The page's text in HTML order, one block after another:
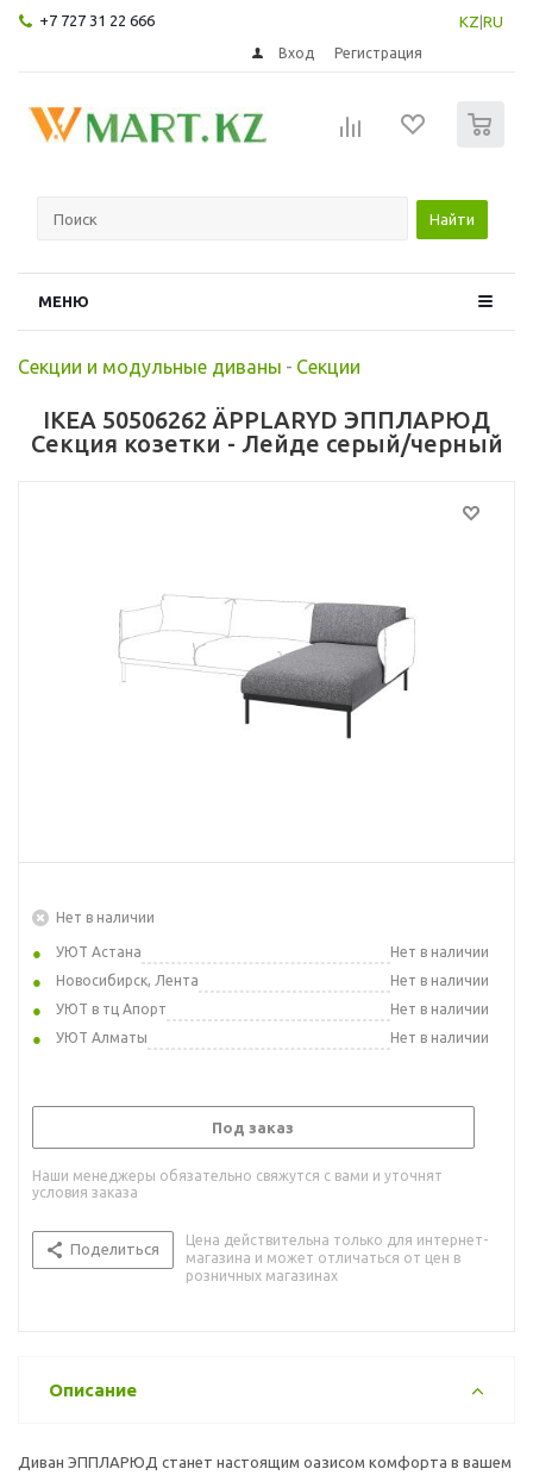
+7 727 31 22 666 KZ RU
Вход Регистрация
Найти
МЕНЮ
Секции и модульные диваны - Секции
IKEA 50506262 ÄPPLARYD ЭППЛАРЮД
Секция козетки - Лейде серый/черный
Нет в наличии
УЮТ Астана
Нет в наличии
Новосибирск, Лента
Нет в наличии
УЮТ в тц Апорт
Нет в наличии
УЮТ Алматы
Нет в наличии
Под заказ
Наши менеджеры обязательно свяжутся с вами и уточнят
условия заказа
Поделиться
Цена действительна только для интернет-
магазина и может отличаться от цен в
розничных магазинах
Описание
Диван ЭППЛАРЮД станет настоящим оазисом комфорта в вашем